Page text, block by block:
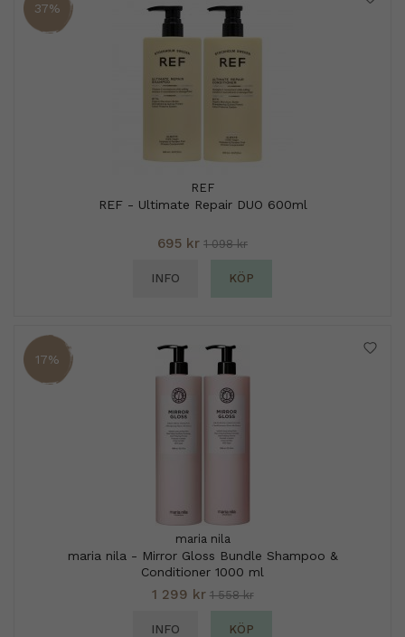
37%
REF
REF - Ultimate Repair DUO 600ml
695 kr 1 098 kr
INFO KÖP
17%
maria nila
maria nila - Mirror Gloss Bundle Shampoo &
Conditioner 1000 ml
1 299 kr 1 558 kr
INFO KÖP